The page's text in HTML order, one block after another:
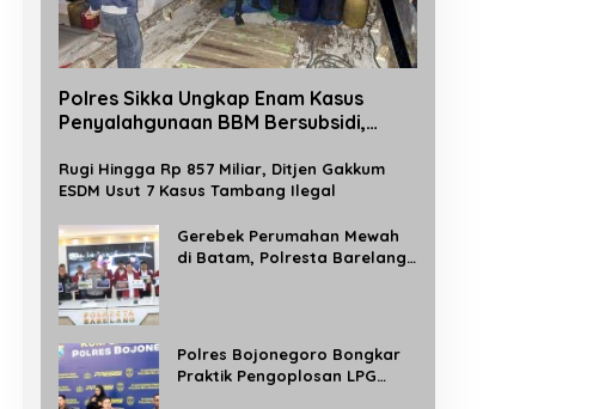
Polres Sikka Ungkap Enam Kasus
Penyalahgunaan BBM Bersubsidi,
Diamankan
Rugi Hingga Rp 857 Miliar, Ditjen Gakkum
ESDM Usut 7 Kasus Tambang Ilegal
Gerebek Perumahan Mewah
di Batam, Polresta Barelang
Polres Bojonegoro Bongkar
Praktik Pengoplosan LPG